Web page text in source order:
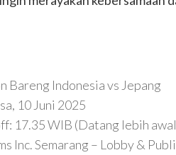
Bareng Indonesia vs Jepang
10 Juni 2025
: 17.35 WIB (Datang lebih
Inc. Semarang – Lobby &